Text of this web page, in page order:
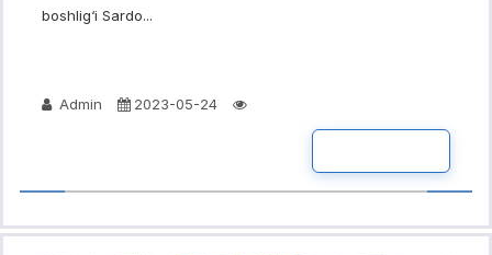
boshlig‘i Sardo...
Admin 2023-05-24